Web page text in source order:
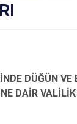
DÜĞÜN
DAİR